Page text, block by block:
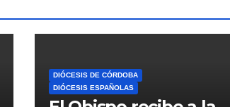
DIÓCESIS DE CÓRDOBA
DIÓCESIS ESPAÑOLAS